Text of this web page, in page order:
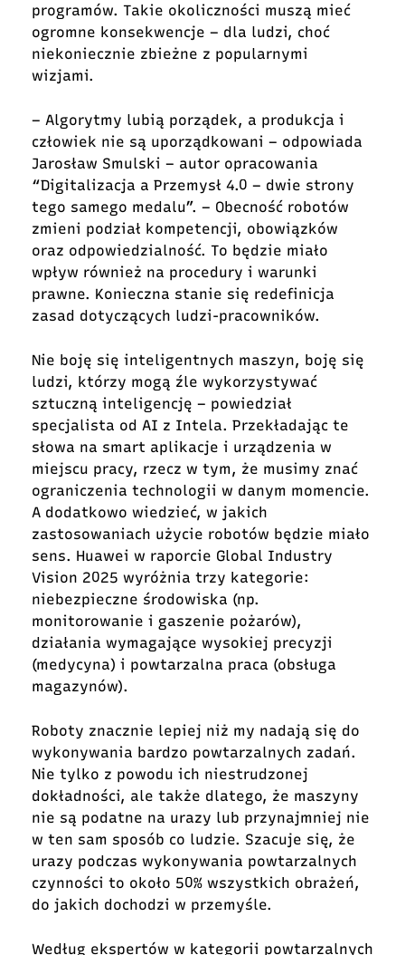
programów. Takie okoliczności muszą mieć
ogromne konsekwencje – dla ludzi, choć
niekoniecznie zbieżne z popularnymi
wizjami.
– Algorytmy lubią porządek, a produkcja i
człowiek nie są uporządkowani – odpowiada
Jarosław Smulski – autor opracowania
“Digitalizacja a Przemysł 4.0 – dwie strony
tego samego medalu”. – Obecność robotów
zmieni podział kompetencji, obowiązków
oraz odpowiedzialność. To będzie miało
wpływ również na procedury i warunki
prawne. Konieczna stanie się redefinicja
zasad dotyczących ludzi-pracowników.
Nie boję się inteligentnych maszyn, boję się
ludzi, którzy mogą źle wykorzystywać
sztuczną inteligencję – powiedział
specjalista od AI z Intela. Przekładając te
słowa na smart aplikacje i urządzenia w
miejscu pracy, rzecz w tym, że musimy znać
ograniczenia technologii w danym momencie.
A dodatkowo wiedzieć, w jakich
zastosowaniach użycie robotów będzie miało
sens. Huawei w raporcie Global Industry
Vision 2025 wyróżnia trzy kategorie:
niebezpieczne środowiska (np.
monitorowanie i gaszenie pożarów),
działania wymagające wysokiej precyzji
(medycyna) i powtarzalna praca (obsługa
magazynów).
Roboty znacznie lepiej niż my nadają się do
wykonywania bardzo powtarzalnych zadań.
Nie tylko z powodu ich niestrudzonej
dokładności, ale także dlatego, że maszyny
nie są podatne na urazy lub przynajmniej nie
w ten sam sposób co ludzie. Szacuje się, że
urazy podczas wykonywania powtarzalnych
czynności to około 50% wszystkich obrażeń,
do jakich dochodzi w przemyśle.
Według ekspertów w kategorii powtarzalnych